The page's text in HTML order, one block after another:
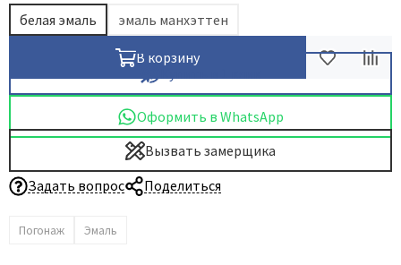
белая эмаль
эмаль манхэттен
В корзину
Оформить в WhatsApp
Вызвать замерщика
Задать вопрос
Поделиться
Погонаж Эмаль